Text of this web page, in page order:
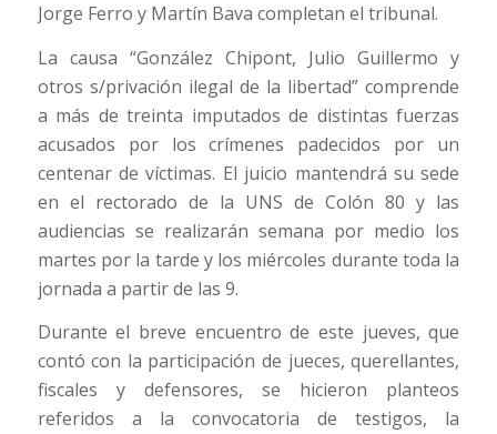
Jorge Ferro y Martín Bava completan el tribunal.
La causa “González Chipont, Julio Guillermo y
otros s/privación ilegal de la libertad” comprende
a más de treinta imputados de distintas fuerzas
acusados por los crímenes padecidos por un
centenar de víctimas. El juicio mantendrá su sede
en el rectorado de la UNS de Colón 80 y las
audiencias se realizarán semana por medio los
martes por la tarde y los miércoles durante toda la
jornada a partir de las 9.
Durante el breve encuentro de este jueves, que
contó con la participación de jueces, querellantes,
fiscales y defensores, se hicieron planteos
referidos a la convocatoria de testigos, la